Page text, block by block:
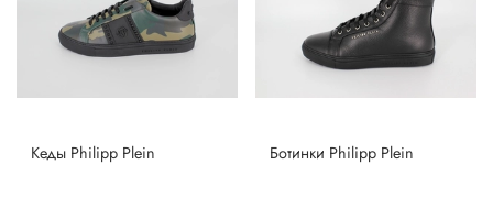
Кеды Philipp Plein Ботинки Philipp Plein